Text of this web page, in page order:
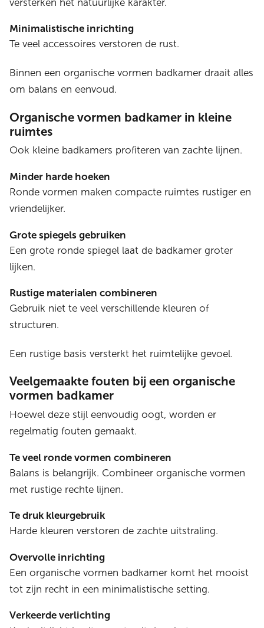
versterken het natuurlijke karakter.
Minimalistische inrichting
Te veel accessoires verstoren de rust.
Binnen een organische vormen badkamer draait alles
om balans en eenvoud.
Organische vormen badkamer in kleine
ruimtes
Ook kleine badkamers profiteren van zachte lijnen.
Minder harde hoeken
Ronde vormen maken compacte ruimtes rustiger en
vriendelijker.
Grote spiegels gebruiken
Een grote ronde spiegel laat de badkamer groter
lijken.
Rustige materialen combineren
Gebruik niet te veel verschillende kleuren of
structuren.
Een rustige basis versterkt het ruimtelijke gevoel.
Veelgemaakte fouten bij een organische
vormen badkamer
Hoewel deze stijl eenvoudig oogt, worden er
regelmatig fouten gemaakt.
Te veel ronde vormen combineren
Balans is belangrijk. Combineer organische vormen
met rustige rechte lijnen.
Te druk kleurgebruik
Harde kleuren verstoren de zachte uitstraling.
Overvolle inrichting
Een organische vormen badkamer komt het mooist
tot zijn recht in een minimalistische setting.
Verkeerde verlichting